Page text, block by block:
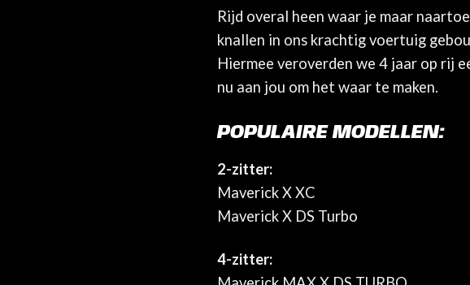
Rijd overal heen waar je maar
knallen in ons krachtig voertuig
Hiermee veroverden we 4 jaar op rij
nu aan jou om het waar te maken.
POPULAIRE MODELLEN:
2-zitter:
Maverick X XC
Maverick X DS Turbo
4-zitter: